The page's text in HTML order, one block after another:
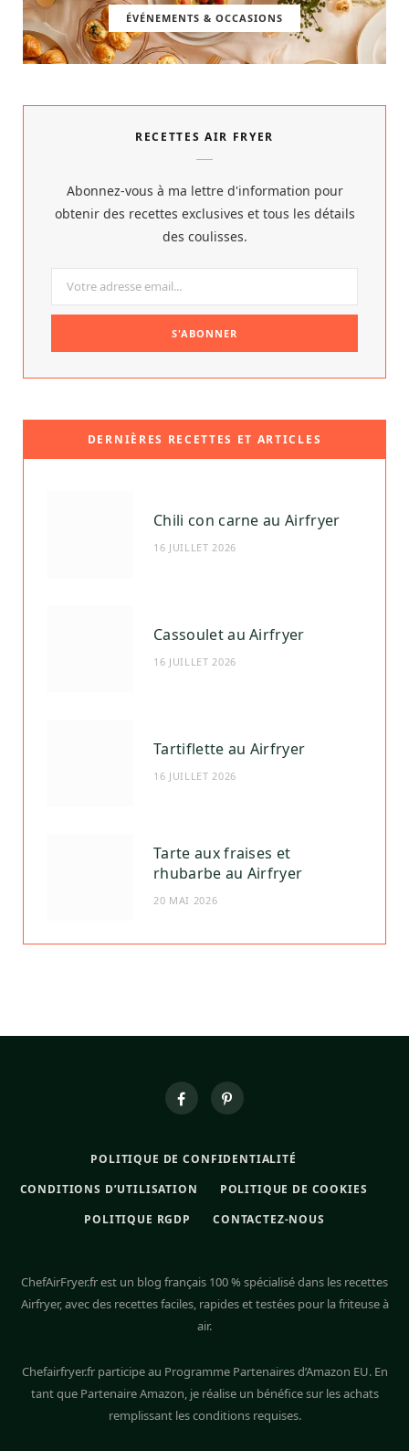
ÉVÉNEMENTS & OCCASIONS
RECETTES AIR FRYER
Abonnez-vous à ma lettre d'information pour
obtenir des recettes exclusives et tous les détails
des coulisses.
DERNIÈRES RECETTES ET ARTICLES
Chili con carne au Airfryer
16 JUILLET 2026
Cassoulet au Airfryer
16 JUILLET 2026
Tartiflette au Airfryer
16 JUILLET 2026
Tarte aux fraises et
rhubarbe au Airfryer
20 MAI 2026
POLITIQUE DE CONFIDENTIALITÉ
CONDITIONS D’UTILISATION
POLITIQUE DE COOKIES
POLITIQUE RGDP
CONTACTEZ-NOUS
ChefAirFryer.fr est un blog français 100 % spécialisé dans les recettes
Airfryer, avec des recettes faciles, rapides et testées pour la friteuse à
air.
Chefairfryer.fr participe au Programme Partenaires d’Amazon EU. En
tant que Partenaire Amazon, je réalise un bénéfice sur les achats
remplissant les conditions requises.